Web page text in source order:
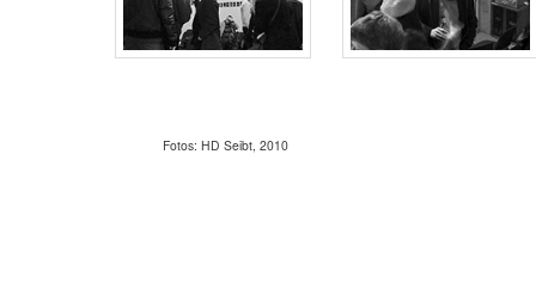
Fotos: HD Seibt, 2010